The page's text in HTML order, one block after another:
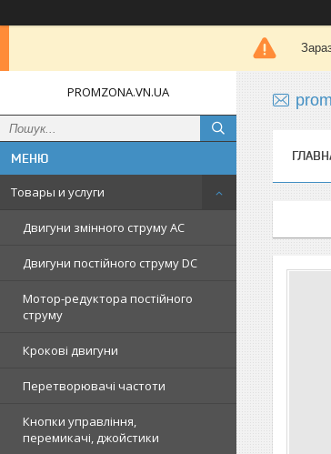
PROMZONA.VN.UA
Товары и услуги
Двигуни змінного струму AC
Двигуни постійного струму DC
Мотор-редуктора постійного
струму
Крокові двигуни
Перетворювачі частоти
Кнопки управління,
перемикачі, джойстики